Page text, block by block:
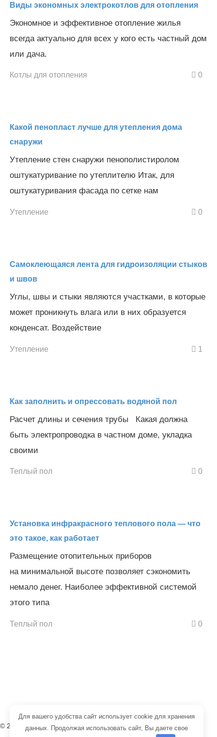
Виды экономных электрокотлов для отопления
Экономное и эффективное отопление жилья
всегда актуально для всех у кого есть частный дом
или дача.
Котлы для отопления 0
Какой пенопласт лучше для утепления дома
снаружи
Утепление стен снаружи пенополистиролом
оштукатуривание по утеплителю Итак, для
оштукатуривания фасада по сетке нам
Утепление 0
Самоклеющаяся лента для гидроизоляции стыков
и швов
Углы, швы и стыки являются участками, в которые
может проникнуть влага или в них образуется
конденсат. Воздействие
Утепление 1
Как заполнить и опрессовать водяной пол
Расчет длины и сечения трубы Какая должна
быть электропроводка в частном доме, укладка
своими
Теплый пол 0
Установка инфракрасного теплового пола — что
это такое, как работает
Размещение отопительных приборов
на минимальной высоте позволяет сэкономить
немало денег. Наиболее эффективной системой
этого типа
Теплый пол 0
© 2008-2026 редакция портала «Тепло Проект»
Для вашего удобства сайт использует cookie для хранения
данных. Продолжая использовать сайт, Вы даете свое